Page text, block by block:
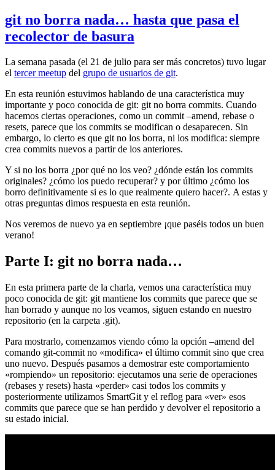
git no borra nada… hasta que pasa el
recolector de basura
La semana pasada (el 21 de julio para ser más concretos) tuvo lugar
el tercer meetup del grupo de usuarios de git.
En esta reunión estuvimos hablando de una característica muy
importante y poco conocida de git: git no borra commits. Cuando
hacemos ciertas operaciones, como un commit –amend, rebase o
resets, parece que los commits se modifican o desaparecen. Sin
embargo, lo cierto es que git no los borra, ni los modifica: siempre
crea commits nuevos a partir de los anteriores.
Y si no los borra ¿por qué no los veo? ¿dónde están los commits
originales? ¿cómo los puedo recuperar? y por último ¿cómo los
borro definitivamente si es lo que realmente quiero hacer?. A estas y
otras preguntas dimos respuesta en esta reunión.
Nos veremos de nuevo ya en septiembre ¡que paséis todos un buen
verano!
Parte I: git no borra nada…
En esta primera parte de la charla, vemos una característica muy
poco conocida de git: git mantiene los commits que parece que se
han borrado y aunque no los veamos, siguen estando en nuestro
repositorio (en la carpeta .git).
Para mostrarlo, comenzamos viendo cómo la opción –amend del
comando git-commit no «modifica» el último commit sino que crea
uno nuevo. Después pasamos a demostrar este comportamiento
«rompiendo» un repositorio: ejecutamos una serie de operaciones
(rebases y resets) hasta «perder» casi todos los commits y
posteriormente utilizamos SmartGit y el reflog para «ver» esos
commits que parece que se han perdido y devolver el repositorio a
su estado inicial.